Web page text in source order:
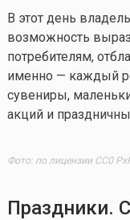
В этот день
возможность
потребителям,
именно — каждый
сувениры,
акций и
Фото: по лицензии CC0
Праздники.